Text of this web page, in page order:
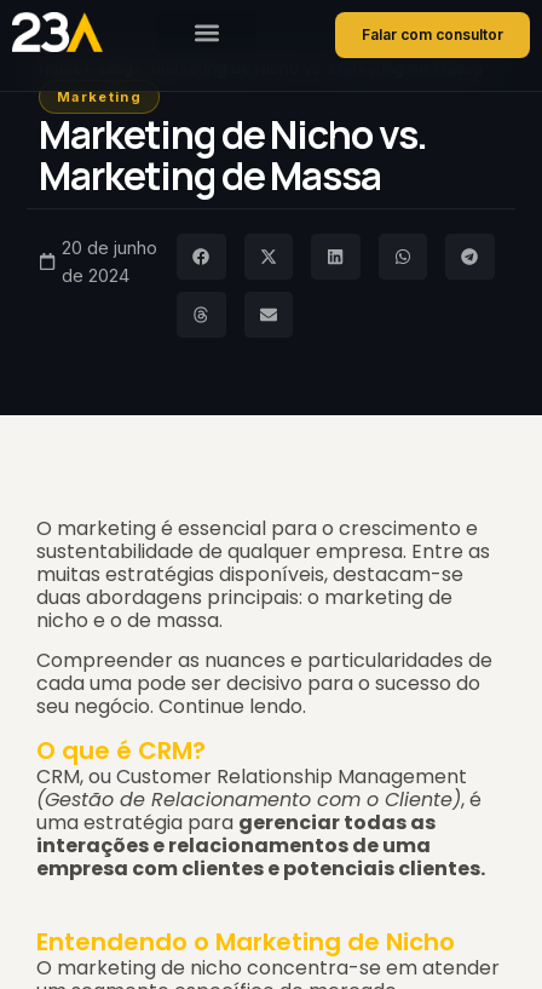
Falar com consultor
Marketing
Marketing de Nicho vs.
Marketing de Massa
20 de junho
de 2024
O marketing é essencial para o crescimento e
sustentabilidade de qualquer empresa. Entre as
muitas estratégias disponíveis, destacam-se
duas abordagens principais: o marketing de
nicho e o de massa.
Compreender as nuances e particularidades de
cada uma pode ser decisivo para o sucesso do
seu negócio. Continue lendo.
O que é CRM?
CRM, ou Customer Relationship Management
(Gestão de Relacionamento com o Cliente), é
uma estratégia para gerenciar todas as
interações e relacionamentos de uma
empresa com clientes e potenciais clientes.
Entendendo o Marketing de Nicho
O marketing de nicho concentra-se ematender